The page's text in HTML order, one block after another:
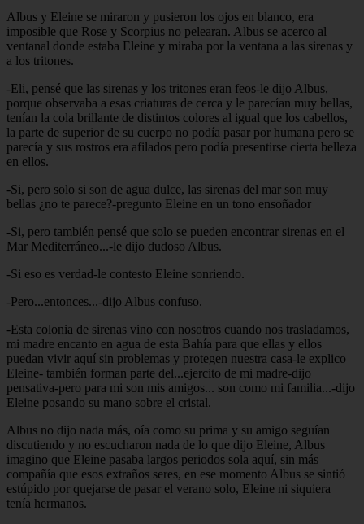
Albus y Eleine se miraron y pusieron los ojos en blanco, era
imposible que Rose y Scorpius no pelearan. Albus se acerco al
ventanal donde estaba Eleine y miraba por la ventana a las sirenas y
a los tritones.
-Eli, pensé que las sirenas y los tritones eran feos-le dijo Albus,
porque observaba a esas criaturas de cerca y le parecían muy bellas,
tenían la cola brillante de distintos colores al igual que los cabellos,
la parte de superior de su cuerpo no podía pasar por humana pero se
parecía y sus rostros era afilados pero podía presentirse cierta belleza
en ellos.
-Si, pero solo si son de agua dulce, las sirenas del mar son muy
bellas ¿no te parece?-pregunto Eleine en un tono ensoñador
-Si, pero también pensé que solo se pueden encontrar sirenas en el
Mar Mediterráneo...-le dijo dudoso Albus.
-Si eso es verdad-le contesto Eleine sonriendo.
-Pero...entonces...-dijo Albus confuso.
-Esta colonia de sirenas vino con nosotros cuando nos trasladamos,
mi madre encanto en agua de esta Bahía para que ellas y ellos
puedan vivir aquí sin problemas y protegen nuestra casa-le explico
Eleine- también forman parte del...ejercito de mi madre-dijo
pensativa-pero para mi son mis amigos... son como mi familia...-dijo
Eleine posando su mano sobre el cristal.
Albus no dijo nada más, oía como su prima y su amigo seguían
discutiendo y no escucharon nada de lo que dijo Eleine, Albus
imagino que Eleine pasaba largos periodos sola aquí, sin más
compañía que esos extraños seres, en ese momento Albus se sintió
estúpido por quejarse de pasar el verano solo, Eleine ni siquiera
tenía hermanos.